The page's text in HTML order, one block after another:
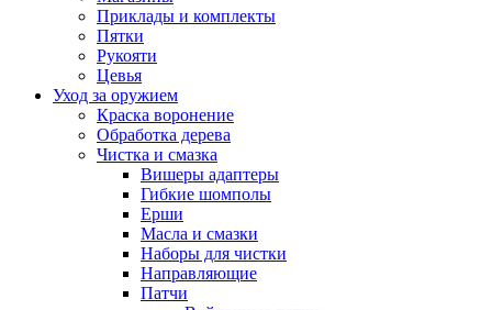
Приклады и комплекты
Пятки
Рукояти
Цевья
Уход за оружием
Краска воронение
Обработка дерева
Чистка и смазка
Вишеры адаптеры
Гибкие шомполы
Ерши
Масла и смазки
Наборы для чистки
Направляющие
Патчи